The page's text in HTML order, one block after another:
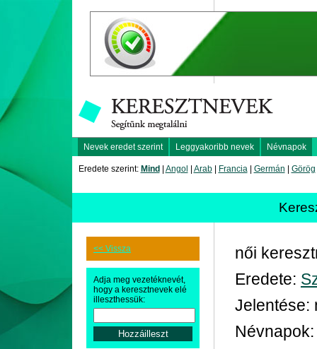
Nevek eredet szerint Leggyakoribb nevek Névnapok
Eredete szerint: Mind Angol Arab| Francia| Germán Görög
<< Vissza
Adja meg vezetéknevét,
hogy a keresztnevek elé
illeszthessük:
női
Eredete:
Jelentése:
Névnapok: